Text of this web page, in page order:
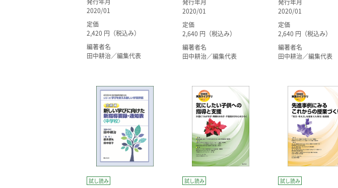
2020/01
定価
2,420 円（税込み）
編著者名
田中耕治／編集代表
発行年月
2020/01
定価
2,640 円（税込み）
編著者名
田中耕治／編集代表
発行年月
2020/01
定価
2,640 円（税込み）
編著者名
田中耕治／編集代表
試し読み 試し読み 試し読み